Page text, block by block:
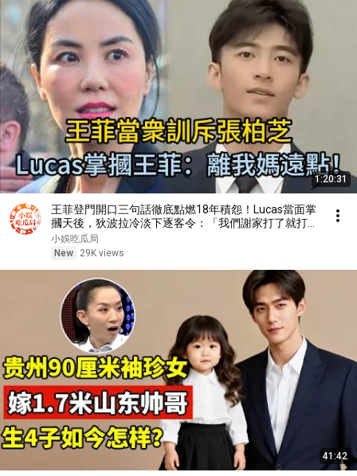
1:20:31
王菲登門開口三句話徹底點燃18年積怨！Lucas當面掌
摑天後，狄波拉冷淡下逐客令：「我們謝家打了就打
了！」 #王菲 #謝霆鋒 #張柏芝 #Lucas #謝振軒
小娛吃瓜局
New
29K views
41:42